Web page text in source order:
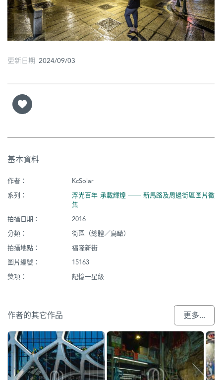
媽
廟
街
市
更新日期 2024/09/03
基本資料
作者：
KcSolar
系列：
浮光百年 承載輝煌 ── 新馬路及周邊街區圖片徵
集
拍攝日期：
2016
分類：
街區（總體／鳥瞰）
拍攝地點：
福隆新街
圖片編號：
15163
獎項：
記憶一星級
作者的其它作品 更多...